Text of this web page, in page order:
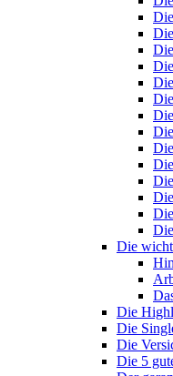
Die
Die
Die
Die
Die 5